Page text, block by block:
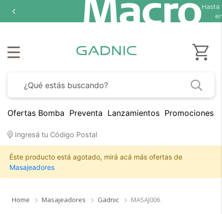
Hasta
Ofertas Bomba Preventa Lanzamientos Promociones
Ingresá tu Código Postal
Éste producto está agotado, mirá acá más ofertas de
Masajeadores
Home Masajeadores Gadnic MASAJ006